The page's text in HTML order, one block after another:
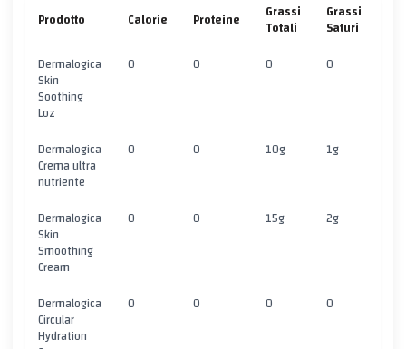
Prodotto Calorie Proteine Grassi
Totali
Grassi
Saturi
Dermalogica
Skin
Soothing
Loz
0 0 0 0
Dermalogica
Crema ultra
nutriente
0 0 10g 1g
Dermalogica
Skin
Smoothing
Cream
0 0 15g 2g
Dermalogica
Circular
Hydration
0 0 0 0